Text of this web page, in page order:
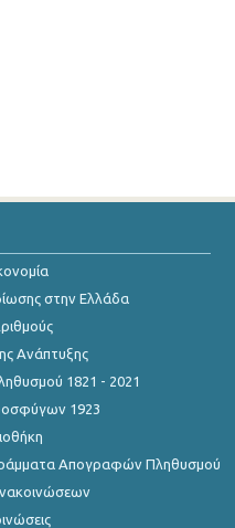
στην Ελλάδα
Ανάπτυξης
1821 - 2021
1923
Απογραφών Πληθυσμού